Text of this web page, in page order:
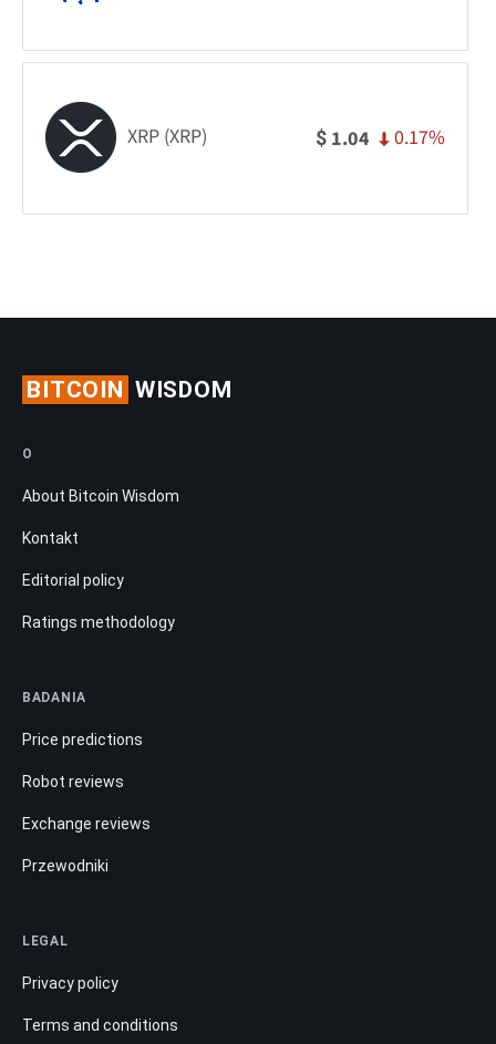
XRP (XRP) $ 1.04 0.17%
BITCOIN WISDOM
O
About Bitcoin Wisdom
Kontakt
Editorial policy
Ratings methodology
BADANIA
Price predictions
Robot reviews
Exchange reviews
Przewodniki
LEGAL
Privacy policy
Terms and conditions